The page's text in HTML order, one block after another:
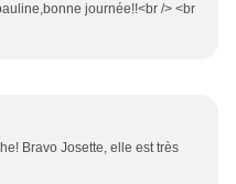
journée!!<br /> <br
Bravo Josette, elle est très